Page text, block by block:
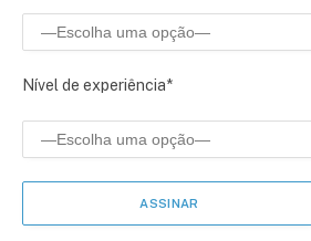
Nível de experiência*